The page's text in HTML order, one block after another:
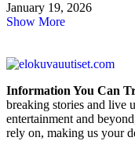
January 19, 2026
Show More
Information You Can
breaking stories and live
entertainment and
rely on, making us your